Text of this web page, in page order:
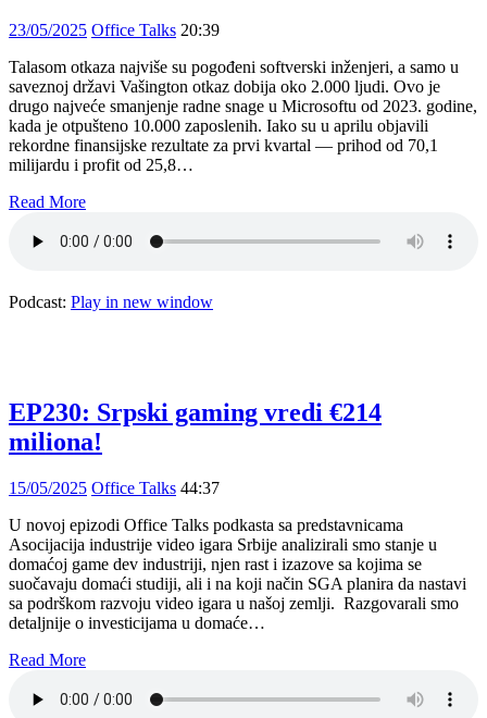
23/05/2025 Office Talks 20:39
Talasom otkaza najviše su pogođeni softverski inženjeri, a samo u
saveznoj državi Vašington otkaz dobija oko 2.000 ljudi. Ovo je
drugo najveće smanjenje radne snage u Microsoftu od 2023. godine,
kada je otpušteno 10.000 zaposlenih. Iako su u aprilu objavili
rekordne finansijske rezultate za prvi kvartal — prihod od 70,1
milijardu i profit od 25,8…
Read More
Podcast: Play in new window
EP230: Srpski gaming vredi €214
miliona!
15/05/2025 Office Talks 44:37
U novoj epizodi Office Talks podkasta sa predstavnicama
Asocijacija industrije video igara Srbije analizirali smo stanje u
domaćoj game dev industriji, njen rast i izazove sa kojima se
suočavaju domaći studiji, ali i na koji način SGA planira da nastavi
sa podrškom razvoju video igara u našoj zemlji. Razgovarali smo
detaljnije o investicijama u domaće…
Read More